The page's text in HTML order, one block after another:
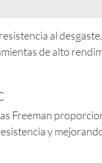
al
de alto
Freeman
y